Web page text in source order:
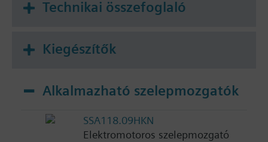
Technikai összefoglaló
Kiegészítők
Alkalmazható szelepmozgatók
SSA118.09HKN
Elektromotoros szelepmozgató